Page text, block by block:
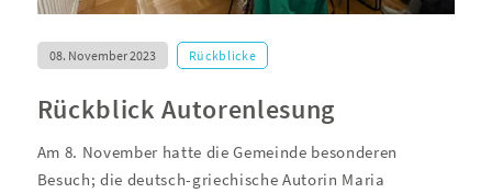
08. November 2023 Rückblicke
Rückblick Autorenlesung
Am 8. November hatte die Gemeinde besonderen
Besuch; die deutsch-griechische Autorin Maria